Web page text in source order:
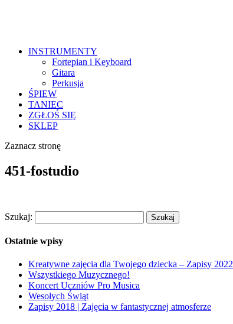
INSTRUMENTY
Fortepian i Keyboard
Gitara
Perkusja
ŚPIEW
TANIEC
ZGŁOŚ SIĘ
SKLEP
Zaznacz stronę
451-fostudio
Szukaj:
Ostatnie wpisy
Kreatywne zajęcia dla Twojego dziecka – Zapisy 2022
Wszystkiego Muzycznego!
Koncert Uczniów Pro Musica
Wesołych Świąt
Zapisy 2018 | Zajęcia w fantastycznej atmosferze